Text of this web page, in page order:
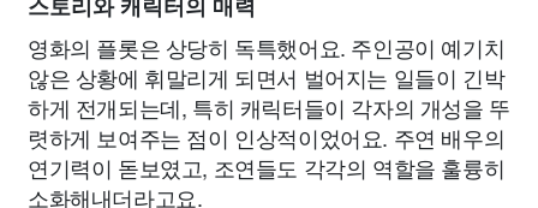
스토리와 캐릭터의 매력
영화의 플롯은 상당히 독특했어요. 주인공이 예기치
않은 상황에 휘말리게 되면서 벌어지는 일들이 긴박
하게 전개되는데, 특히 캐릭터들이 각자의 개성을 뚜
렷하게 보여주는 점이 인상적이었어요. 주연 배우의
연기력이 돋보였고, 조연들도 각각의 역할을 훌륭히
소화해내더라고요.